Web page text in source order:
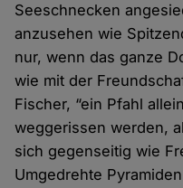
Seeschnecken
anzusehen wie
nur, wenn das ganze
wie mit der
Fischer, “ein Pfahl
weggerissen werden,
sich gegenseitig wie
Umgedrehte